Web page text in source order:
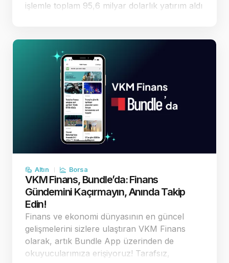
işlemle toplam 95,6 milyar dolarlık yatırım aldı
milyar dolar yatırım alara…
Altın Borsa
VKM Finans, Bundle’da: Finans
Gündemini Kaçırmayın, Anında Takip
Edin!
Finans ve ekonomi dünyasının en güncel
gelişmelerini sizlere ulaştıran VKM Finans
olarak, artık Bundle App üzerinden de
okuyucularımıza erişiyoruz! Tarafsız,